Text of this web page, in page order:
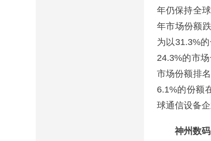
年仍保持全
年市场份额
为以31.3%
24.3%的市
市场份额排
6.1%的份额
球通信设备
神州数码